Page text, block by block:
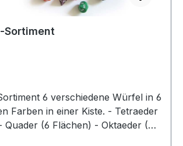
Sortiment
Würfel in 6
Farben in einer Kiste. - Tetraeder
Quader (6 Flächen) - Oktaeder (8